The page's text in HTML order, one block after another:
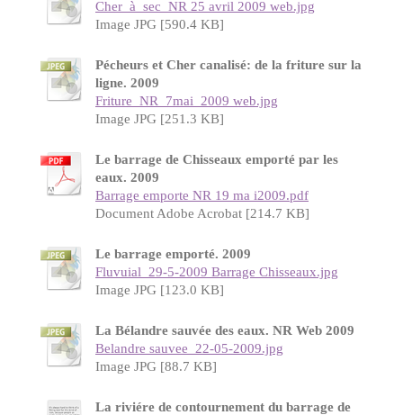
Cher_à_sec_NR 25 avril 2009 web.jpg
Image JPG [590.4 KB]
Pécheurs et Cher canalisé: de la friture sur la
ligne. 2009
Friture_NR_7mai_2009 web.jpg
Image JPG [251.3 KB]
Le barrage de Chisseaux emporté par les
eaux. 2009
Barrage emporte NR 19 ma i2009.pdf
Document Adobe Acrobat [214.7 KB]
Le barrage emporté. 2009
Fluvuial_29-5-2009 Barrage Chisseaux.jpg
Image JPG [123.0 KB]
La Bélandre sauvée des eaux. NR Web 2009
Belandre sauvee_22-05-2009.jpg
Image JPG [88.7 KB]
La riviére de contournement du barrage de